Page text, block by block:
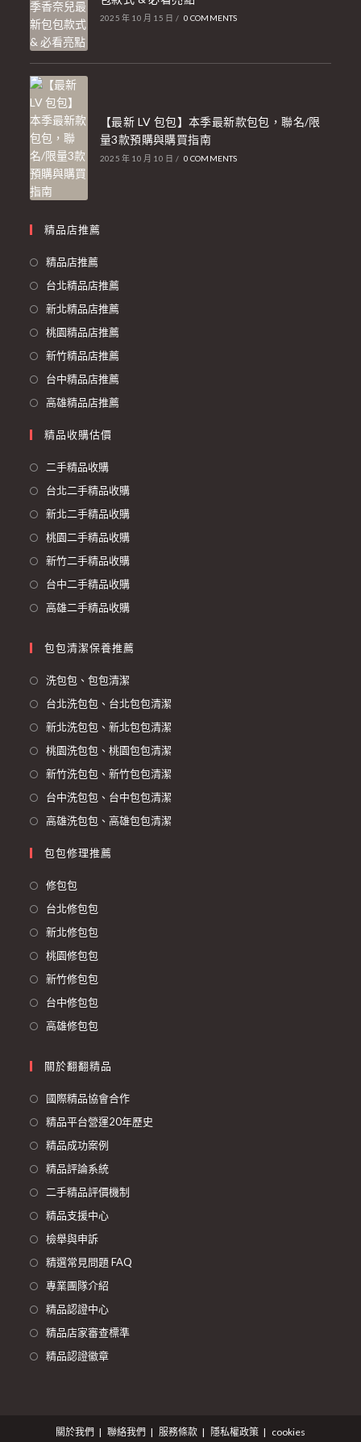
2025 年 10 月 15 日 / 0 COMMENTS
【最新 LV 包包】本季最新款包包，聯名/限
量3款預購與購買指南
2025 年 10 月 10 日 / 0 COMMENTS
精品店推薦
精品店推薦
台北精品店推薦
新北精品店推薦
桃園精品店推薦
新竹精品店推薦
台中精品店推薦
高雄精品店推薦
精品收購估價
二手精品收購
台北二手精品收購
新北二手精品收購
桃園二手精品收購
新竹二手精品收購
台中二手精品收購
高雄二手精品收購
包包清潔保養推薦
洗包包、包包清潔
台北洗包包、台北包包清潔
新北洗包包、新北包包清潔
桃園洗包包、桃園包包清潔
新竹洗包包、新竹包包清潔
台中洗包包、台中包包清潔
高雄洗包包、高雄包包清潔
包包修理推薦
修包包
台北修包包
新北修包包
桃園修包包
新竹修包包
台中修包包
高雄修包包
關於翻翻精品
國際精品協會合作
精品平台營運20年歷史
精品成功案例
精品評論系統
二手精品評價機制
精品支援中心
檢舉與申訴
精選常見問題 FAQ
專業團隊介紹
精品認證中心
精品店家審查標準
精品認證徽章
關於我們 聯絡我們 服務條款 隱私權政策 cookies